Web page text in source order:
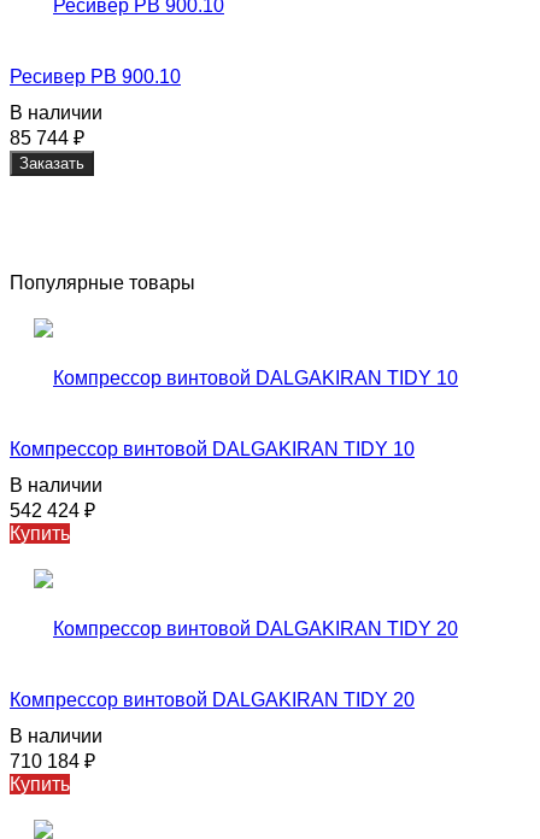
Ресивер РВ 900.10
В наличии
85 744 ₽
Заказать
Популярные товары
Компрессор винтовой DALGAKIRAN TIDY 10
В наличии
542 424 ₽
Купить
Компрессор винтовой DALGAKIRAN TIDY 20
В наличии
710 184 ₽
Купить